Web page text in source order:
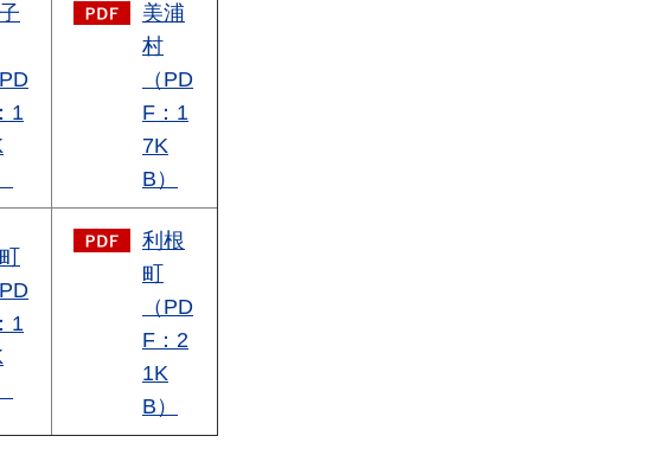
PD
1
美浦
村
（PD
F：1
7K
B）
PD
1
利根
町
（PD
F：2
1K
B）